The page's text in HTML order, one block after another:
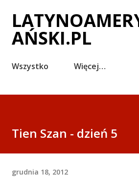
Przejdź do głównej
AŃSKI.PL
Wszystko Więcej…
Tien Szan - dzień 5
grudnia 18, 2012